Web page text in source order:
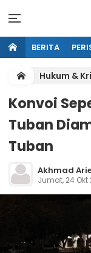
BERITA
Hukum &
Konvoi
Tuban
Tuban
Akhmad
Jumat, 24 Okt